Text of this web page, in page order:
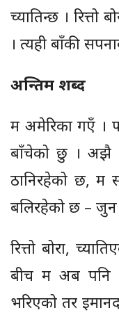
च्यातिन्छ । रित्तो
। त्यही बाँकी
अन्तिम शब्द
म अमेरिका गएँ ।
बाँचेको छु । अझै
ठानिरहेको छ, म
बलिरहेको छ –
रित्तो बोरा,
बीच म अब पनि
भरिएको तर